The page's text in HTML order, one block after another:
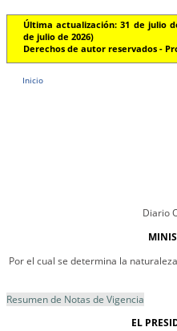
Última actualización: 31 de julio
de julio de 2026)
Derechos de autor reservados -
Inicio
Diario
Por el cual se determina la
Resumen de Notas de Vigencia
EL